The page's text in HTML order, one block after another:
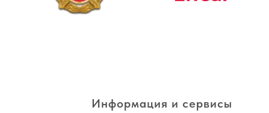
Информация и сервисы